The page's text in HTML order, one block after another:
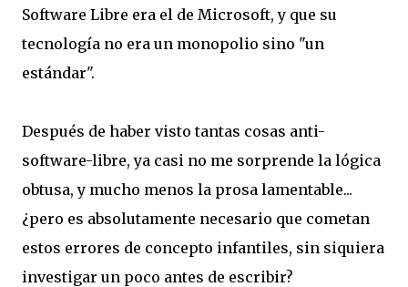
Software Libre era el de Microsoft, y que su
tecnología no era un monopolio sino "un
estándar".
Después de haber visto tantas cosas anti-
software-libre, ya casi no me sorprende la lógica
obtusa, y mucho menos la prosa lamentable...
¿pero es absolutamente necesario que cometan
estos errores de concepto infantiles, sin siquiera
investigar un poco antes de escribir?